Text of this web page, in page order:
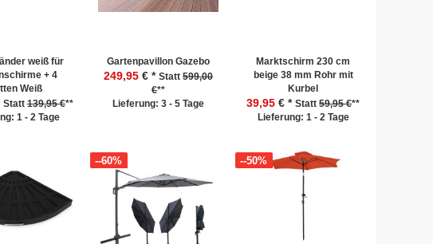
weiß für
+ 4
Weiß
Statt139,95 €**
1 - 2 Tage
Gartenpavillon Gazebo
249,95 € *Statt599,00
€**
Lieferung: 3 - 5 Tage
Marktschirm 230 cm
beige 38 mm Rohr mit
Kurbel
39,95 € *Statt59,95 €**
Lieferung: 1 - 2 Tage
--60% --50%